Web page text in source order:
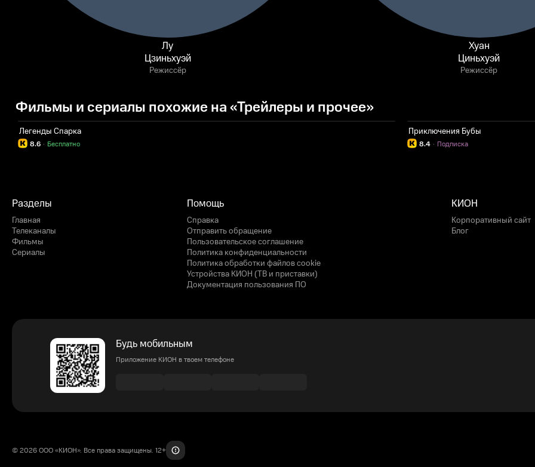
Лу
Цзиньхуэй
Режиссёр
Хуан
Циньхуэй
Режиссёр
Фильмы и сериалы похожие на «Трейлеры и прочее»
Легенды Спарка
8.6 Бесплатно
·
Приключения Бубы
8.4 Подписка
·
Разделы
Главная
Телеканалы
Фильмы
Сериалы
Помощь
Справка
Отправить обращение
Пользовательское соглашение
Политика конфиденциальности
Политика обработки файлов cookie
Устройства КИОН (ТВ и приставки)
Документация пользования ПО
КИОН
Корпоративный сайт
Блог
Будь мобильным
Приложение КИОН в твоем телефоне
© 2026 ООО «КИОН». Все права защищены. 12+